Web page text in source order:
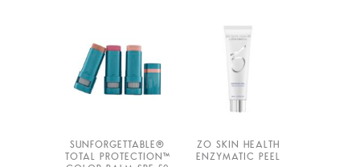
SUNFORGETTABLE®
TOTAL PROTECTION™
ZO SKIN HEALTH
ENZYMATIC PEEL